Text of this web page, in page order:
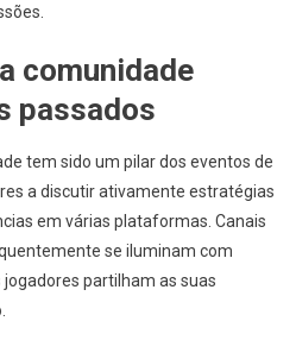
comunidade
passados
tem sido um pilar dos eventos de
a discutir ativamente estratégias
em várias plataformas. Canais
se iluminam com
partilham as suas